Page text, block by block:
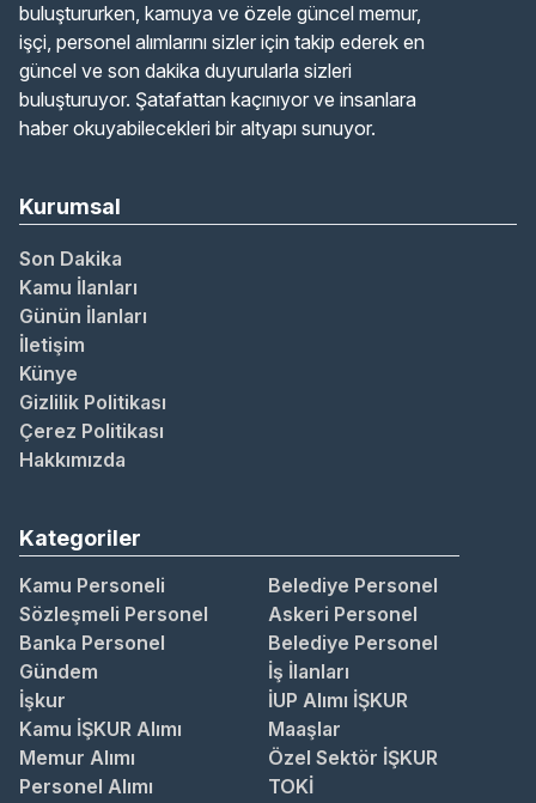
buluştururken, kamuya ve özele güncel memur,
işçi, personel alımlarını sizler için takip ederek en
güncel ve son dakika duyurularla sizleri
buluşturuyor. Şatafattan kaçınıyor ve insanlara
haber okuyabilecekleri bir altyapı sunuyor.
Kurumsal
Son Dakika
Kamu İlanları
Günün İlanları
İletişim
Künye
Gizlilik Politikası
Çerez Politikası
Hakkımızda
Kategoriler
Kamu Personeli
Belediye Personel
Sözleşmeli Personel
Askeri Personel
Banka Personel
Belediye Personel
Gündem
İş İlanları
İşkur
İUP Alımı İŞKUR
Kamu İŞKUR Alımı
Maaşlar
Memur Alımı
Özel Sektör İŞKUR
Personel Alımı
TOKİ